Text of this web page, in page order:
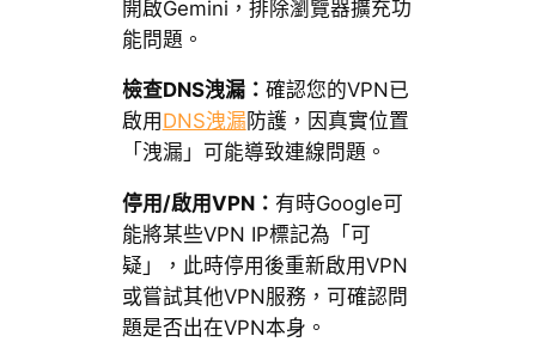
開啟Gemini，排除瀏覽器擴充功
能問題。
檢查DNS洩漏： 確認您的VPN已
啟用 DNS洩漏 防護，因真實位置
「洩漏」可能導致連線問題。
停用/啟用VPN： 有時Google可
能將某些VPN IP標記為「可
疑」，此時停用後重新啟用VPN
或嘗試其他VPN服務，可確認問
題是否出在VPN本身。